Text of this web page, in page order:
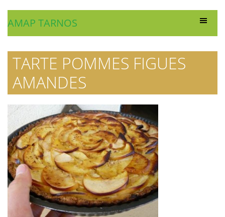
AMAP TARNOS
TARTE POMMES FIGUES
AMANDES